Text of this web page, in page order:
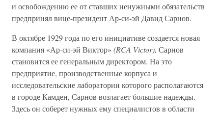
и освобождению ее от ставших ненужными обязательств
предпринял вице-президент Ар-си-эй Давид Сарнов.
В октябре 1929 года по его инициативе создается новая
компания «Ар-си-эй Виктор» (RCA Victor), Сарнов
становится ее генеральным директором. На это
предприятие, производственные корпуса и
исследовательские лаборатории которого располагаются
в городе Камден, Сарнов возлагает большие надежды.
Здесь он соберет нужных ему специалистов в области